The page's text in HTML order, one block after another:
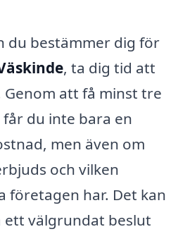
du bestämmer dig för
, ta dig tid att
att få minst tre
du inte bara en
men även om
och vilken
företagen har. Det kan
välgrundat beslut